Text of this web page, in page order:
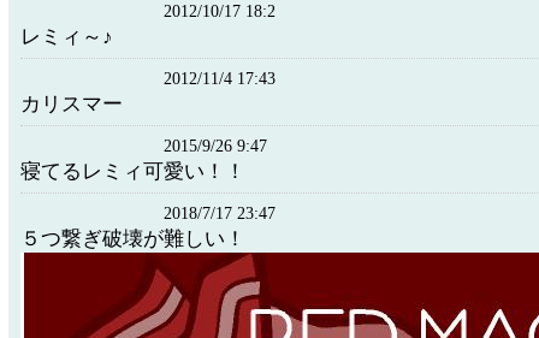
2012/10/17 18:2
レミィ～♪
2012/11/4 17:43
カリスマー
2015/9/26 9:47
寝てるレミィ可愛い！！
2018/7/17 23:47
５つ繋ぎ破壊が難しい！